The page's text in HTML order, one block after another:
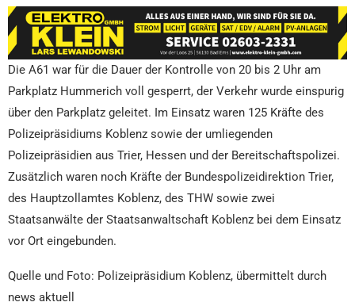
Die A61 war für die Dauer der Kontrolle von 20 bis 2 Uhr am
Parkplatz Hummerich voll gesperrt, der Verkehr wurde einspurig
über den Parkplatz geleitet. Im Einsatz waren 125 Kräfte des
Polizeipräsidiums Koblenz sowie der umliegenden
Polizeipräsidien aus Trier, Hessen und der Bereitschaftspolizei.
Zusätzlich waren noch Kräfte der Bundespolizeidirektion Trier,
des Hauptzollamtes Koblenz, des THW sowie zwei
Staatsanwälte der Staatsanwaltschaft Koblenz bei dem Einsatz
vor Ort eingebunden.
Quelle und Foto: Polizeipräsidium Koblenz, übermittelt durch
news aktuell